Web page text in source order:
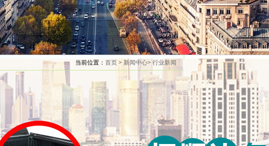
当前位置： 首页> 新闻中心> 行业新闻
的使用特点
其通常作为底托使用。但植绒吸塑托包装属于很有
说在原材料表层上放胶粘贴一层薄薄幼毛，产生了